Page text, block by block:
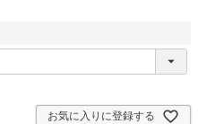
お気に入りに登録する